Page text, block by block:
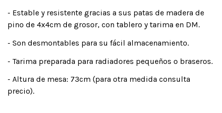
- Estable y resistente gracias a sus patas de madera de
pino de 4x4cm de grosor, con tablero y tarima en DM.
- Son desmontables para su fácil almacenamiento.
- Tarima preparada para radiadores pequeños o braseros.
- Altura de mesa: 73cm (para otra medida consulta
precio).